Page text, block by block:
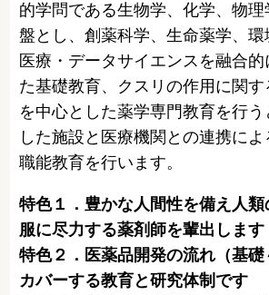
的学問である生物学、化学、物
盤とし、創薬科学、生命薬学、環
医療・データサイエンスを融合
た基礎教育、クスリの作用に関
を中心とした薬学専門教育を行
した施設と医療機関との連携に
職能教育を行います。
特色１．豊かな人間性を備え人
服に尽力する薬剤師を輩出します
特色２．医薬品開発の流れ（基
カバーする教育と研究体制です